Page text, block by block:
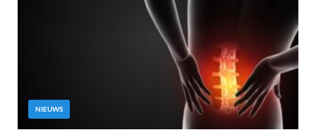
NIEUWS